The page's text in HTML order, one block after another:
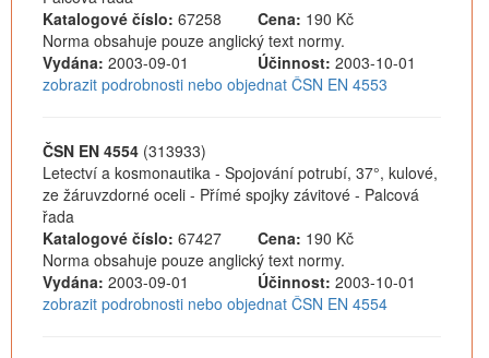
Katalogové číslo: 67258 Cena: 190 Kč
Norma obsahuje pouze anglický text normy.
Vydána: 2003-09-01 Účinnost: 2003-10-01
zobrazit podrobnosti nebo objednat ČSN EN 4553
ČSN EN 4554 (313933)
Letectví a kosmonautika - Spojování potrubí, 37°, kulové,
ze žáruvzdorné oceli - Přímé spojky závitové - Palcová
řada
Katalogové číslo: 67427 Cena: 190 Kč
Norma obsahuje pouze anglický text normy.
Vydána: 2003-09-01 Účinnost: 2003-10-01
zobrazit podrobnosti nebo objednat ČSN EN 4554